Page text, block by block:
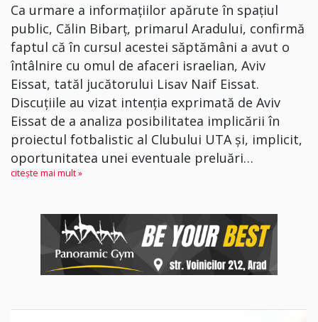
Ca urmare a informațiilor apărute în spațiul
public, Călin Bibarț, primarul Aradului, confirmă
faptul că în cursul acestei săptămâni a avut o
întâlnire cu omul de afaceri israelian, Aviv
Eissat, tatăl jucătorului Lisav Naif Eissat.
Discuțiile au vizat intenția exprimată de Aviv
Eissat de a analiza posibilitatea implicării în
proiectul fotbalistic al Clubului UTA și, implicit,
oportunitatea unei eventuale preluări…
citește mai mult »